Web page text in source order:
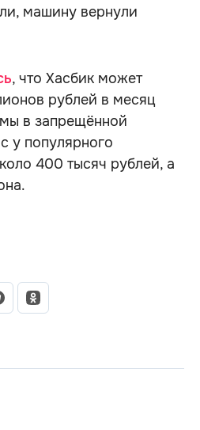
машину вернули
, что Хасбик может
рублей в месяц
в запрещённой
у популярного
400 тысяч рублей, а